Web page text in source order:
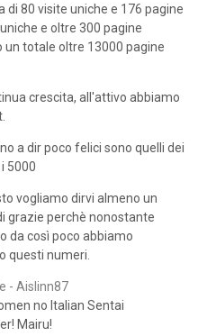
80 visite uniche e 176 pagine
e oltre 300 pagine
un totale oltre 13000 pagine
crescita, all'attivo abbiamo
a dir poco felici sono quelli dei
5000
vogliamo dirvi almeno un
grazie perchè nonostante
da così poco abbiamo
questi numeri.
- Aislinn87
no Italian Sentai
Mairu!